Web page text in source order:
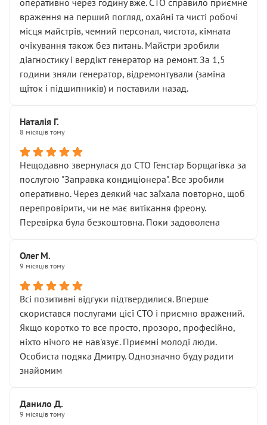
оперативно через годину вже. СТО справило приємне
враження на перший погляд, охайні та чисті робочі
місця майстрів, чемний персонал, чистота, кімната
очікування також без питань. Майстри зробили
діагностику і вердікт генератор на ремонт. За 1,5
години зняли генератор, відремонтували (заміна
щіток і підшипників) и поставили назад.
Наталія Г.
8 місяців тому
Нещодавно звернулася до СТО Генстар Борщагівка за
послугою "Заправка кондиціонера". Все зробили
оперативно. Через деякий час заїхала повторно, щоб
перепровірити, чи не має витікання фреону.
Перевірка була безкоштовна. Поки задоволена
Олег М.
9 місяців тому
Всі позитивні відгуки підтвердилися. Вперше
скористався послугами цієї СТО і приємно вражений.
Якщо коротко то все просто, прозоро, професійно,
ніхто нічого не нав'язує. Приємні молоді люди.
Особиста подяка Дмитру. Однозначно буду радити
знайомим
Данило Д.
9 місяців тому